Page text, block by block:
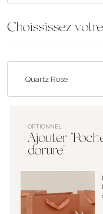
Choississez
OPTIONNEL
Ajouter
dorure"